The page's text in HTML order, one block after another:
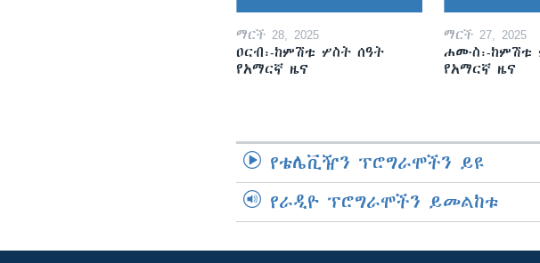
ማርች 28, 2025
ዐርብ፡-ከምሽቱ ሦስት ሰዓት
የአማርኛ ዜና
ማርች 27, 2025
ሐሙስ፡-ከምሽቱ
የአማርኛ ዜና
የቴሌቪዥን ፕሮግራሞችን ይዩ
የራዲዮ ፕሮግራሞችን ይመልከቱ